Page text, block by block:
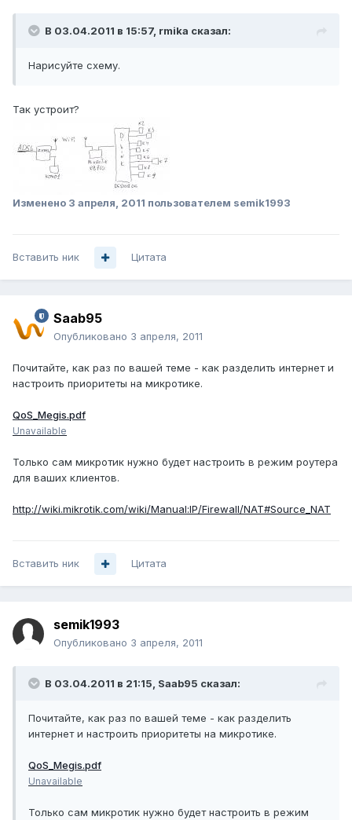
В 03.04.2011 в 15:57, rmika сказал:
Нарисуйте схему.
Так устроит?
Изменено 3 апреля, 2011 пользователем semik1993
Вставить ник Цитата
Saab95
Опубликовано 3 апреля, 2011
Почитайте, как раз по вашей теме - как разделить интернет и
настроить приоритеты на микротике.
QoS_Megis.pdf
Unavailable
Только сам микротик нужно будет настроить в режим роутера
для ваших клиентов.
http://wiki.mikrotik.com/wiki/Manual:IP/Firewall/NAT#Source_NAT
Вставить ник Цитата
semik1993
Опубликовано 3 апреля, 2011
В 03.04.2011 в 21:15, Saab95 сказал:
Почитайте, как раз по вашей теме - как разделить
интернет и настроить приоритеты на микротике.
QoS_Megis.pdf
Unavailable
Только сам микротик нужно будет настроить в режим